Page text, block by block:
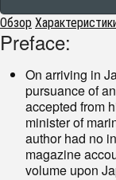
Обзор
Preface:
On arriving in
pursuance of
accepted from
minister of
author had no
magazine
volume upon